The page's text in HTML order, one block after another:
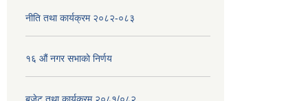
नीति तथा कार्यक्रम २०८२-०८३
१६ ‌औं नगर सभाकाे निर्णय
बजेट तथा कार्यक्रम २०८१/०८२